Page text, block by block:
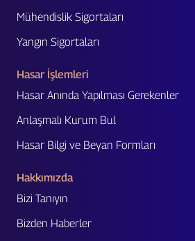
Mühendislik Sigortaları
Yangın Sigortaları
Hasar İşlemleri
Hasar Anında Yapılması Gerekenler
Anlaşmalı Kurum Bul
Hasar Bilgi ve Beyan Formları
Hakkımızda
Bizi Tanıyın
Bizden Haberler